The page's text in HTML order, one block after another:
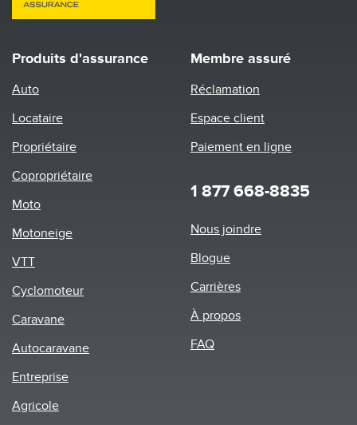
Produits d'assurance
Auto
Locataire
Propriétaire
Copropriétaire
Moto
Motoneige
VTT
Cyclomoteur
Caravane
Autocaravane
Entreprise
Agricole
Membre assuré
Réclamation
Espace client
Paiement en ligne
1 877 668-8835
Footer
Nous joindre
Blogue
Carrières
À propos
FAQ